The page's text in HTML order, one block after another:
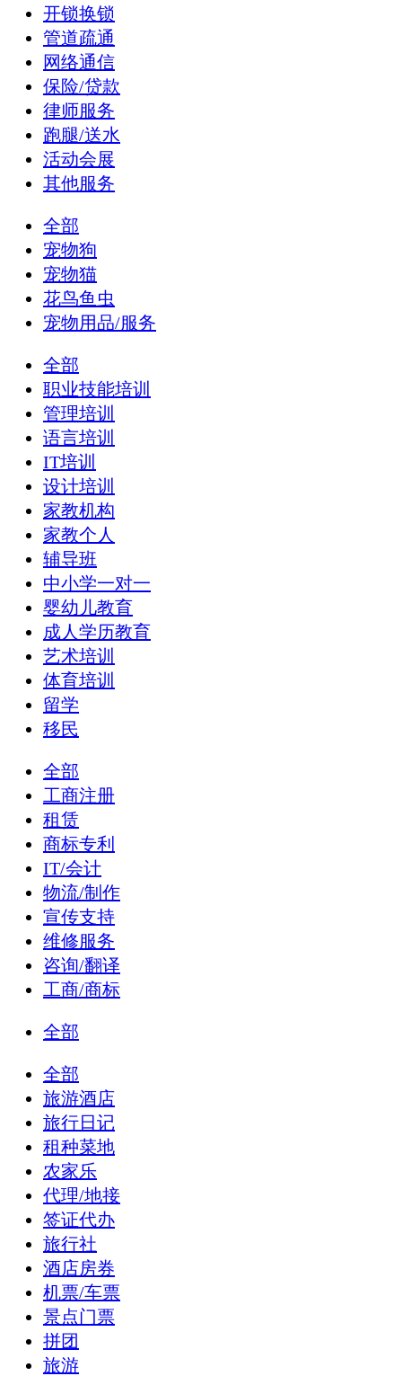
开锁换锁
管道疏通
网络通信
保险/贷款
律师服务
跑腿/送水
活动会展
其他服务
全部
宠物狗
宠物猫
花鸟鱼虫
宠物用品/服务
全部
职业技能培训
管理培训
语言培训
IT培训
设计培训
家教机构
家教个人
辅导班
中小学一对一
婴幼儿教育
成人学历教育
艺术培训
体育培训
留学
移民
全部
工商注册
租赁
商标专利
IT/会计
物流/制作
宣传支持
维修服务
咨询/翻译
工商/商标
全部
全部
旅游酒店
旅行日记
租种菜地
农家乐
代理/地接
签证代办
旅行社
酒店房券
机票/车票
景点门票
拼团
旅游